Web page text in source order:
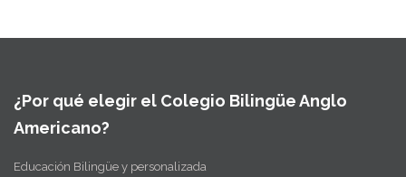
¿Por qué elegir el Colegio Bilingüe Anglo
Americano?
Educación Bilingüe y personalizada